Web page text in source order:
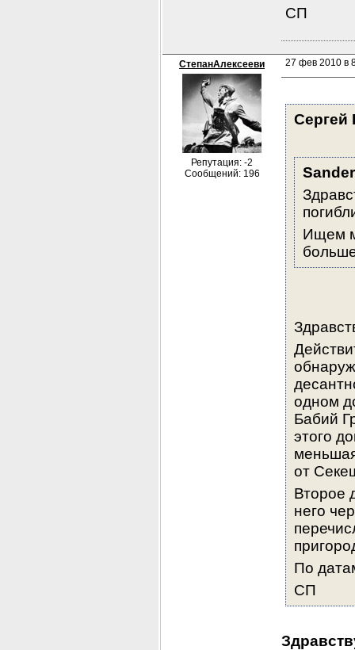
СП
СтепанАлексееви
Репутация: -2
Сообщений: 196
27 фев 2010 в
Сергей
Sander
Ищем
одном
Бабий
этого
от
Второе
него
По
СП